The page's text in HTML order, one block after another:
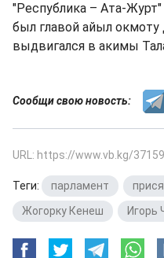
"Республика – Ата-
был главой айыл окмоту
выдвигался в акимы
Сообщи свою новость:
URL: https://www.vb.kg/
Теги: парламент
Жогорку Кенеш
Игорь